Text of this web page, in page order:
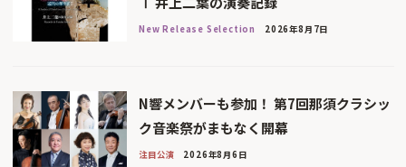
New Release Selection 2026年8月7日
N響メンバーも参加！ 第7回那須クラシッ
ク音楽祭がまもなく開幕
注目公演 2026年8月6日